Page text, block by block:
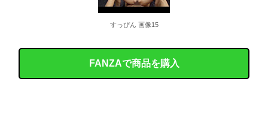
すっぴん 画像15
FANZAで商品を購入